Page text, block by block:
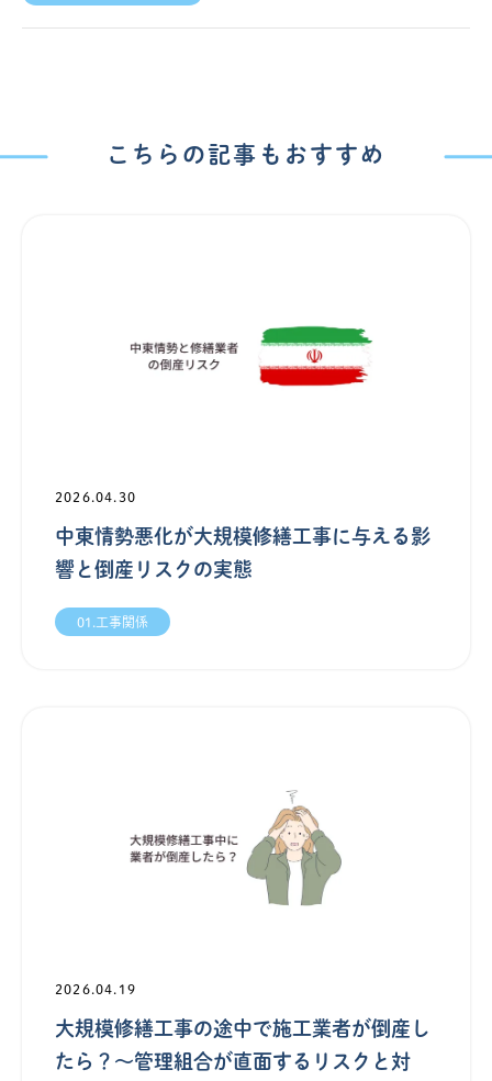
こちらの記事もおすすめ
2026.04.30
中東情勢悪化が大規模修繕工事に与える影
響と倒産リスクの実態
01.工事関係
2026.04.19
大規模修繕工事の途中で施工業者が倒産し
たら？〜管理組合が直面するリスクと対